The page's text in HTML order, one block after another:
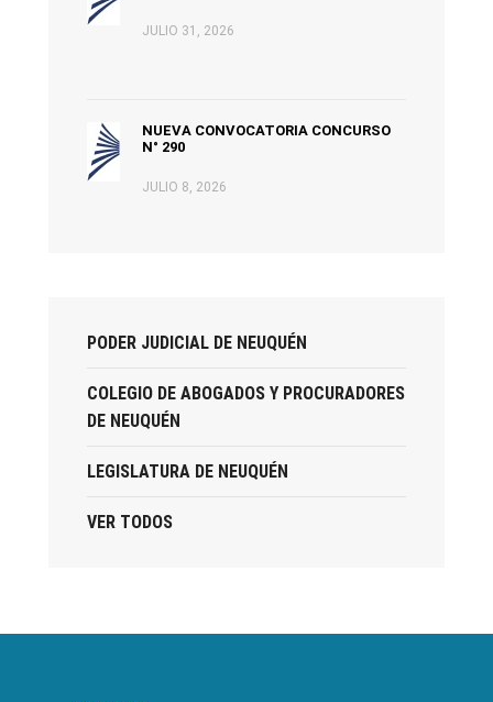
JULIO 31, 2026
NUEVA CONVOCATORIA CONCURSO
N° 290
JULIO 8, 2026
PODER JUDICIAL DE NEUQUÉN
COLEGIO DE ABOGADOS Y PROCURADORES
DE NEUQUÉN
LEGISLATURA DE NEUQUÉN
VER TODOS